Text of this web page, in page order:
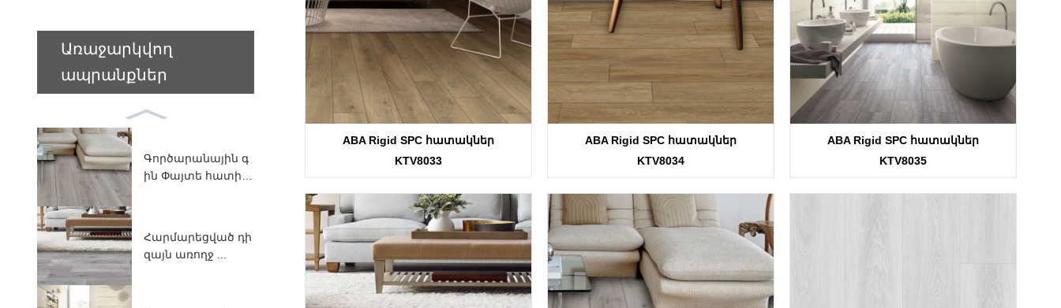
Առաջարկվող
ապրանքներ
Գործարանային գ
ին Փայտե հատիկ
Հարմարեցված դի
զայն առողջ ...
ABA Rigid SPC հատակներ
KTV8033
ABA Rigid SPC հատակներ
KTV8034
ABA Rigid SPC հատակներ
KTV8035